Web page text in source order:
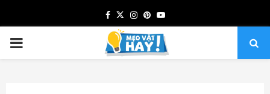
Facebook
TwitterInstagram
Pinterest
Youtube
PRIMARY